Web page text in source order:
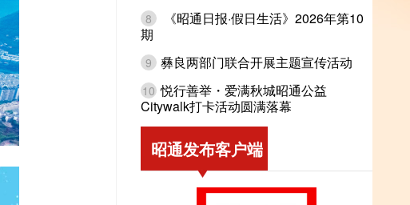
8
《昭通日报·假日生活》2026年第10
期
9 彝良两部门联合开展主题宣传活动
10 悦行善举・爱满秋城昭通公益
Citywalk打卡活动圆满落幕
昭通发布客户端